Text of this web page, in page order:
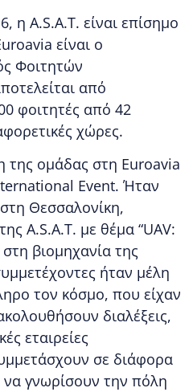
η A.S.A.T. είναι επίσημο
είναι ο
Φοιτητών
από
φοιτητές από 42
χώρες.
ομάδας στη Euroavia
Event. Ήταν
Θεσσαλονίκη,
A.S.A.T. με θέμα “UAV:
βιομηχανία της
ήταν μέλη
τον κόσμο, που είχαν
διαλέξεις,
εταιρείες
σε διάφορα
να γνωρίσουν την πόλη